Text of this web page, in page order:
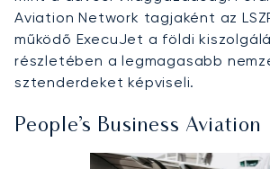
Aviation Network tagjaként az
működő ExecuJet a földi
részletében a legmagasabb
sztenderdeket képviseli.
People’s Business Aviation